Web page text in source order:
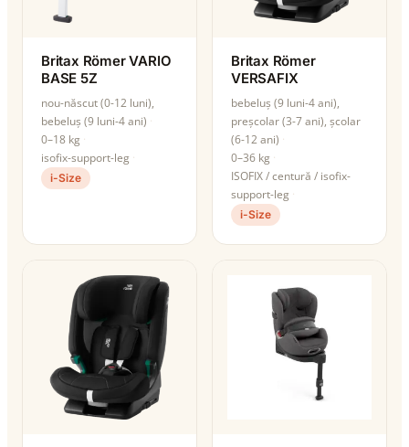
Britax Römer VARIO
BASE 5Z
nou-născut (0-12 luni),
bebeluș (9 luni-4 ani)
0–18 kg
isofix-support-leg
i-Size
Britax Römer
VERSAFIX
bebeluș (9 luni-4 ani),
preșcolar (3-7 ani), școlar
(6-12 ani)
0–36 kg
ISOFIX / centură / isofix-
support-leg
i-Size